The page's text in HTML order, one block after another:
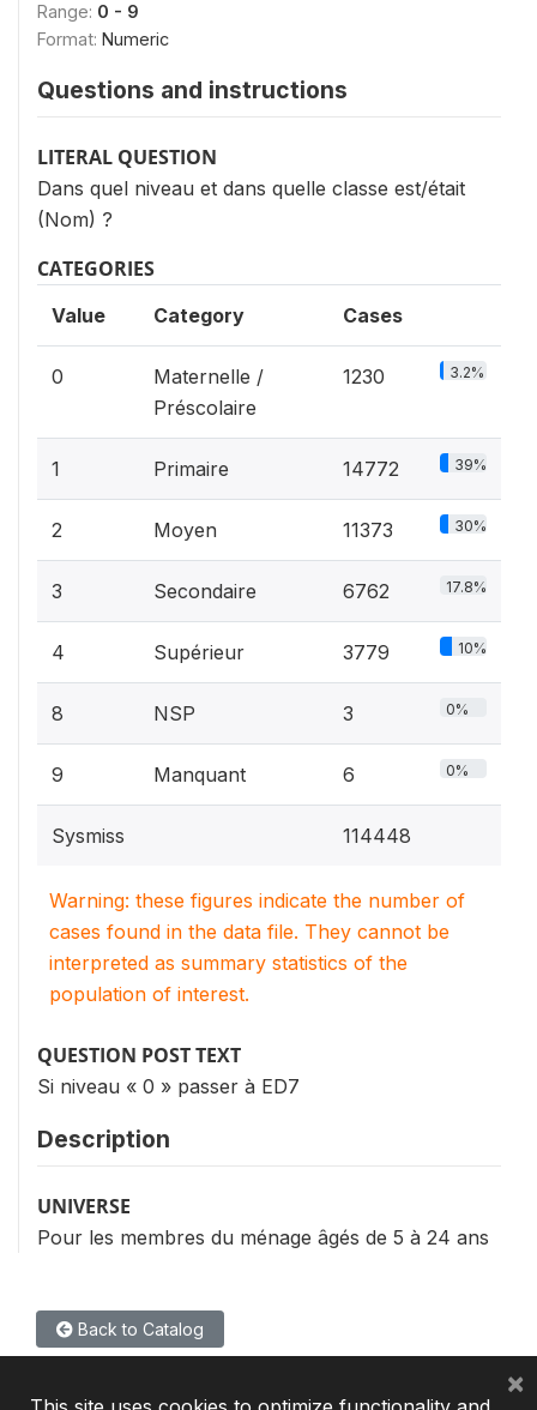
Range: 0 - 9
Format: Numeric
Questions and instructions
LITERAL QUESTION
Dans quel niveau et dans quelle classe est/était
(Nom) ?
CATEGORIES
Value Category Cases
0
Maternelle /
Préscolaire
1230 3.2%
1 Primaire 14772 39%
2 Moyen 11373 30%
3 Secondaire 6762 17.8%
4 Supérieur 3779 10%
8 NSP 3 0%
9 Manquant 6 0%
Sysmiss 114448
Warning: these figures indicate the number of
cases found in the data file. They cannot be
interpreted as summary statistics of the
population of interest.
QUESTION POST TEXT
Si niveau « 0 » passer à ED7
Description
UNIVERSE
Pour les membres du ménage âgés de 5 à 24 ans
Back to Catalog
×